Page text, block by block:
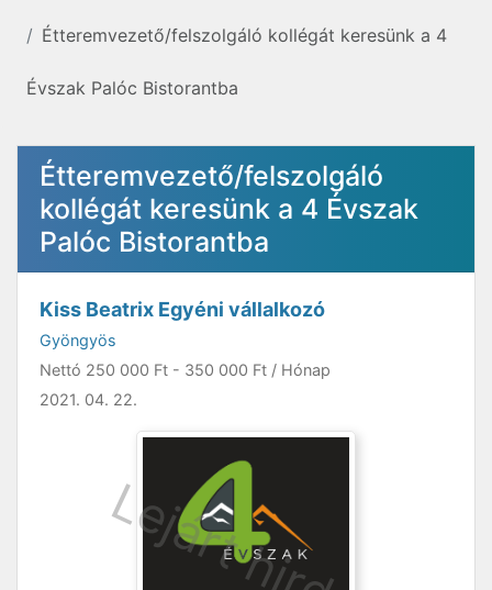
Étteremvezető/felszolgáló kollégát keresünk a 4
Évszak Palóc Bistorantba
Étteremvezető/felszolgáló
kollégát keresünk a 4 Évszak
Palóc Bistorantba
Kiss Beatrix Egyéni vállalkozó
Gyöngyös
Nettó 250 000 Ft - 350 000 Ft / Hónap
2021. 04. 22.